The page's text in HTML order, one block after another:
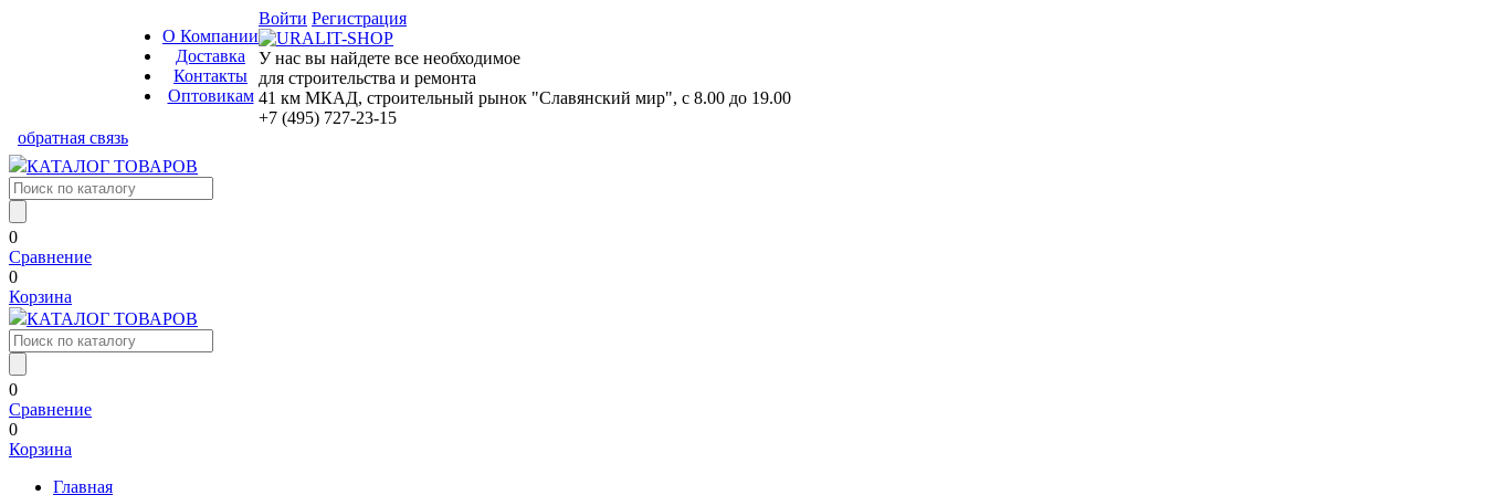
О Компании
Доставка
Контакты
Оптовикам
Войти Регистрация
У нас вы найдете все необходимое
для строительства и ремонта
41 км МКАД, строительный рынок "Славянский мир", с 8.00 до 19.00
+7 (495) 727-23-15
обратная связь
КАТАЛОГ ТОВАРОВ
0
Сравнение
0
Корзина
КАТАЛОГ ТОВАРОВ
0
Сравнение
0
Корзина
Главная